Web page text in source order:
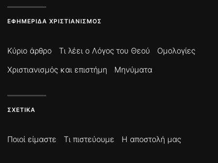
ΕΦΗΜΕΡΊΔΑ ΧΡΙΣΤΙΑΝΙΣΜΌΣ
Κύριο άρθρο Τι λέει ο Λόγος του Θεού
Ομολογίες
Χριστιανισμός και επιστήμη
Μηνύματα
ΣΧΕΤΙΚΆ
Ποιοί είμαστε Τι πιστεύουμε Η αποστολή μας